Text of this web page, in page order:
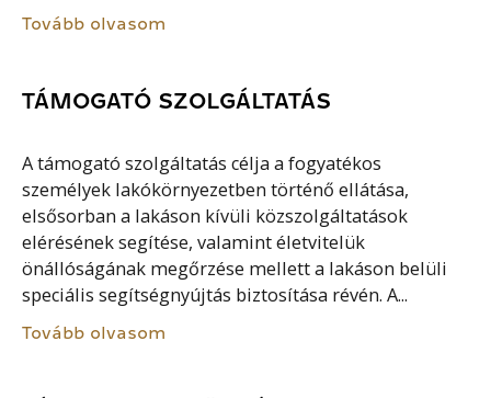
Tovább olvasom
TÁMOGATÓ SZOLGÁLTATÁS
A támogató szolgáltatás célja a fogyatékos
személyek lakókörnyezetben történő ellátása,
elsősorban a lakáson kívüli közszolgáltatások
elérésének segítése, valamint életvitelük
önállóságának megőrzése mellett a lakáson belüli
speciális segítségnyújtás biztosítása révén. A...
Tovább olvasom